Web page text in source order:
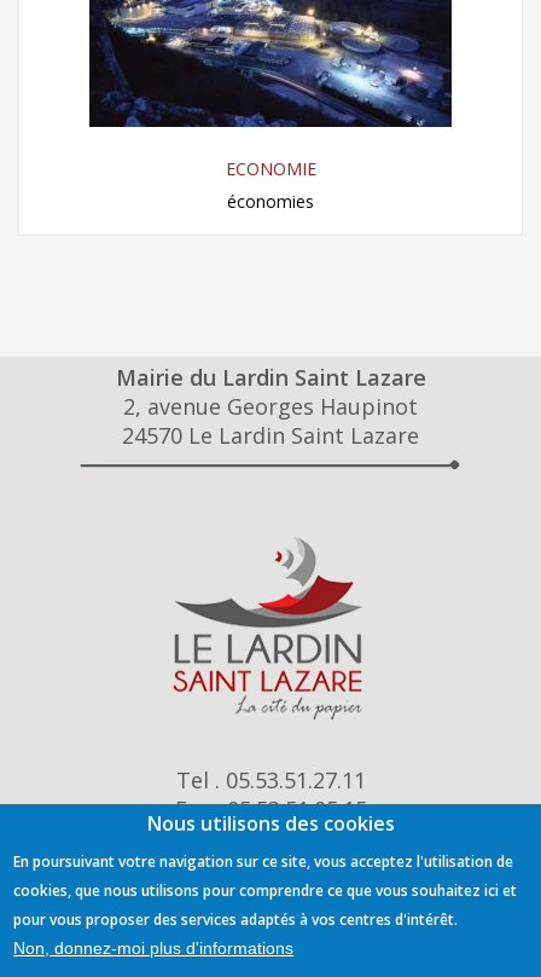
ECONOMIE
économies
Mairie du Lardin Saint Lazare
2, avenue Georges Haupinot
24570 Le Lardin Saint Lazare
Tel . 05.53.51.27.11
Fax . 05.53.51.05.15
mairie@le-lardin.fr
Nous utilisons des cookies
En poursuivant votre navigation sur ce site, vous acceptez l'utilisation de
cookies, que nous utilisons pour comprendre ce que vous souhaitez ici et
pour vous proposer des services adaptés à vos centres d'intérêt.
Non, donnez-moi plus d'informations